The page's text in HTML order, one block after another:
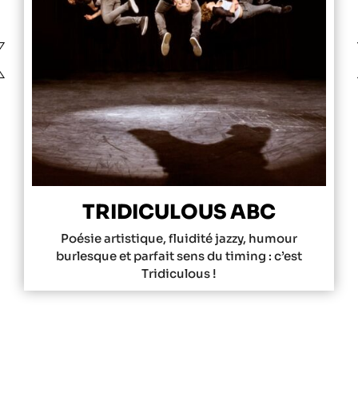
TRIDICULOUS ABC
Poésie artistique, fluidité jazzy, humour
burlesque et parfait sens du timing : c’est
Tridiculous !